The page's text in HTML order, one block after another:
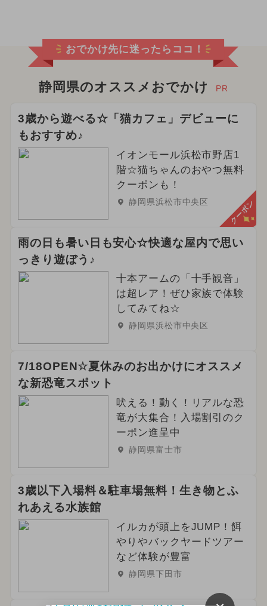
おでかけ先に迷ったらココ！
静岡県のオススメおでかけ PR
3歳から遊べる☆「猫カフェ」デビューに
もおすすめ♪
イオンモール浜松市野店1
階☆猫ちゃんのおやつ無料
クーポンも！
静岡県浜松市中央区 クーポン
雨の日も暑い日も安心☆快適な屋内で思い
っきり遊ぼう♪
十本アームの「十手観音」
は超レア！ぜひ家族で体験
してみてね☆
静岡県浜松市中央区
7/18OPEN☆夏休みのお出かけにオススメ
な新恐竜スポット
吠える！動く！リアルな恐
竜が大集合！入場割引のク
ーポン進呈中
静岡県富士市
3歳以下入場料＆駐車場無料！生き物とふ
れあえる水族館
イルカが頭上をJUMP！餌
やりやバックヤードツアー
など体験が豊富
静岡県下田市